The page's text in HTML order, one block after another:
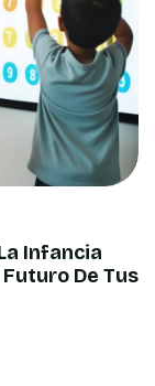
Infancia
De Tus